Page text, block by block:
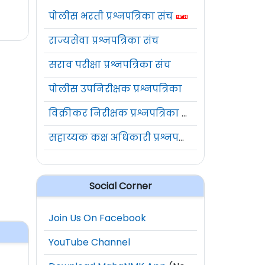
पोलीस भरती प्रश्नपत्रिका संच
राज्यसेवा प्रश्नपत्रिका संच
सराव परीक्षा प्रश्नपत्रिका संच
पोलीस उपनिरीक्षक प्रश्नपत्रिका
विक्रीकर निरीक्षक प्रश्नपत्रिका संच
सहाय्यक कक्ष अधिकारी प्रश्नपत्रिका संच
Social Corner
Join Us On Facebook
YouTube Channel